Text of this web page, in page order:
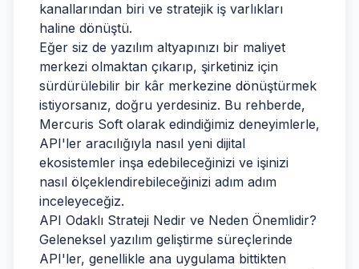
kanallarından biri ve stratejik iş varlıkları
haline dönüştü.
Eğer siz de yazılım altyapınızı bir maliyet
merkezi olmaktan çıkarıp, şirketiniz için
sürdürülebilir bir kâr merkezine dönüştürmek
istiyorsanız, doğru yerdesiniz. Bu rehberde,
Mercuris Soft olarak edindiğimiz deneyimlerle,
API'ler aracılığıyla nasıl yeni dijital
ekosistemler inşa edebileceğinizi ve işinizi
nasıl ölçeklendirebileceğinizi adım adım
inceleyeceğiz.
API Odaklı Strateji Nedir ve Neden Önemlidir?
Geleneksel yazılım geliştirme süreçlerinde
API'ler, genellikle ana uygulama bittikten